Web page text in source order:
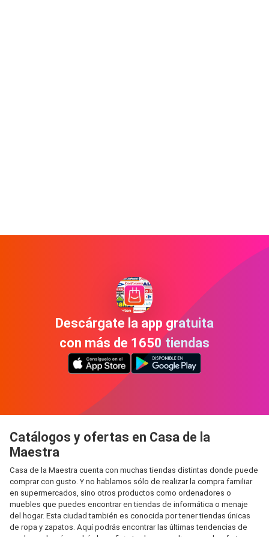
Descárgate la app gratuita
con más de 1650 tiendas
Catálogos y ofertas en Casa de la
Maestra
Casa de la Maestra cuenta con muchas tiendas distintas donde puede
comprar con gusto. Y no hablamos sólo de realizar la compra familiar
en supermercados, sino otros productos como ordenadores o
muebles que puedes encontrar en tiendas de informática o menaje
del hogar. Esta ciudad también es conocida por tener tiendas únicas
de ropa y zapatos. Aquí podrás encontrar las últimas tendencias de